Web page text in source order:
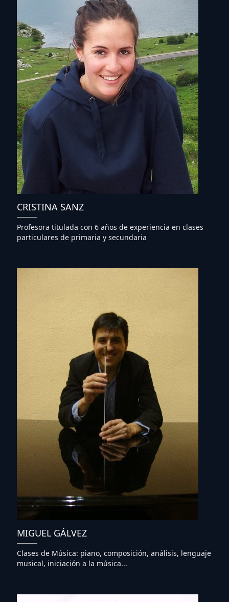
CRISTINA SANZ
Profesora titulada con 6 años de experiencia en clases
particulares de primaria y secundaria
MIGUEL GÁLVEZ
Clases de Música: piano, composición, análisis, lenguaje
musical, iniciación a la música...